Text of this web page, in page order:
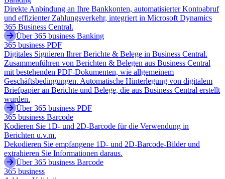
Direkte Anbindung an Ihre Bankkonten, automatisierter Kontoabruf
und effizienter Zahlungsverkehr, integriert in Microsoft Dynamics
365 Business Central.
Über 365 business Banking
365 business PDF
Digitales Signieren Ihrer Berichte & Belege in Business Central.
Zusammenführen von Berichten & Belegen aus Business Central
mit bestehenden PDF-Dokumenten, wie allgemeinem
Geschäftsbedingungen. Automatische Hinterlegung von digitalem
Briefpapier an Berichte und Belege, die aus Business Central erstellt
wurden.
Über 365 business PDF
365 business Barcode
Kodieren Sie 1D- und 2D-Barcode für die Verwendung in
Berichten u.v.m.
Dekodieren Sie empfangene 1D- und 2D-Barcode-Bilder und
extrahieren Sie Informationen daraus.
Über 365 business Barcode
365 business